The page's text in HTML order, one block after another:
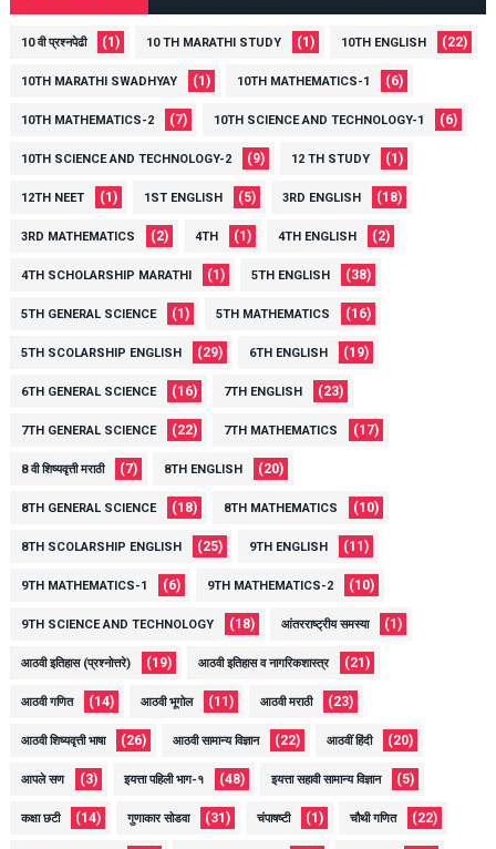
10 वी प्रश्नपेढी (1) 10 TH MARATHI STUDY (1) 10TH ENGLISH (22)
10TH MARATHI SWADHYAY (1) 10TH MATHEMATICS-1 (6)
10TH MATHEMATICS-2 (7) 10TH SCIENCE AND TECHNOLOGY-1 (6)
10TH SCIENCE AND TECHNOLOGY-2 (9) 12 TH STUDY (1)
12TH NEET (1) 1ST ENGLISH (5) 3RD ENGLISH (18)
3RD MATHEMATICS (2) 4TH (1) 4TH ENGLISH (2)
4TH SCHOLARSHIP MARATHI (1) 5TH ENGLISH (38)
5TH GENERAL SCIENCE (1) 5TH MATHEMATICS (16)
5TH SCOLARSHIP ENGLISH (29) 6TH ENGLISH (19)
6TH GENERAL SCIENCE (16) 7TH ENGLISH (23)
7TH GENERAL SCIENCE (22) 7TH MATHEMATICS (17)
8 वी शिष्यवृत्ती मराठी (7) 8TH ENGLISH (20)
8TH GENERAL SCIENCE (18) 8TH MATHEMATICS (10)
8TH SCOLARSHIP ENGLISH (25) 9TH ENGLISH (11)
9TH MATHEMATICS-1 (6) 9TH MATHEMATICS-2 (10)
9TH SCIENCE AND TECHNOLOGY (18) आंतरराष्ट्रीय समस्या (1)
आठवी इतिहास (प्रश्नोत्तरे) (19) आठवी इतिहास व नागरिकशास्त्र (21)
आठवी गणित (14) आठवी भूगोल (11) आठवी मराठी (23)
आठवी शिष्यवृत्ती भाषा (26) आठवी सामान्य विज्ञान (22) आठवीं हिंदी (20)
आपले सण (3) इयत्ता पहिली भाग-१ (48) इयत्ता सहावी सामान्य विज्ञान (5)
कक्षा छटी (14) गुणाकार सोडवा (31) चंपाषष्टी (1) चौथी गणित (22)